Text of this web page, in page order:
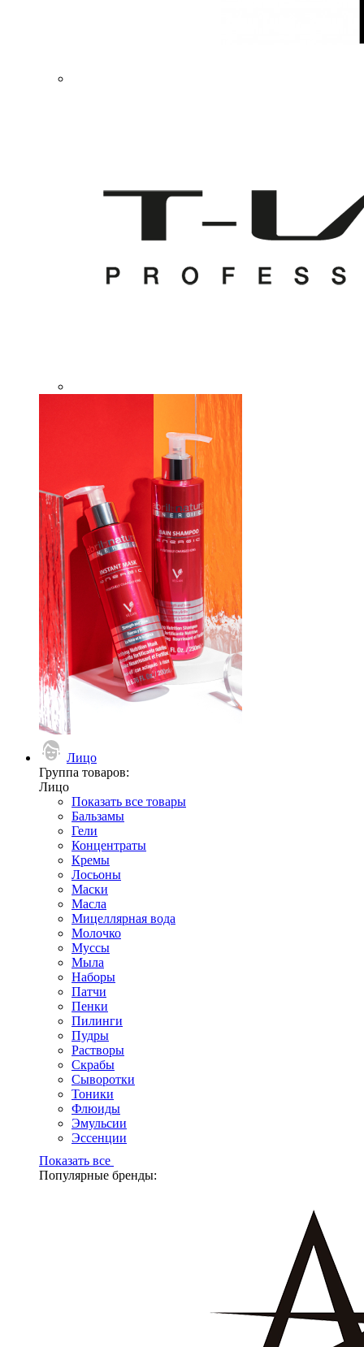
Лицо
Группа товаров:
Лицо
Показать все товары
Бальзамы
Гели
Концентраты
Кремы
Лосьоны
Маски
Масла
Мицеллярная вода
Молочко
Муссы
Мыла
Наборы
Патчи
Пенки
Пилинги
Пудры
Растворы
Скрабы
Сыворотки
Тоники
Флюиды
Эмульсии
Эссенции
Показать все
Популярные бренды: